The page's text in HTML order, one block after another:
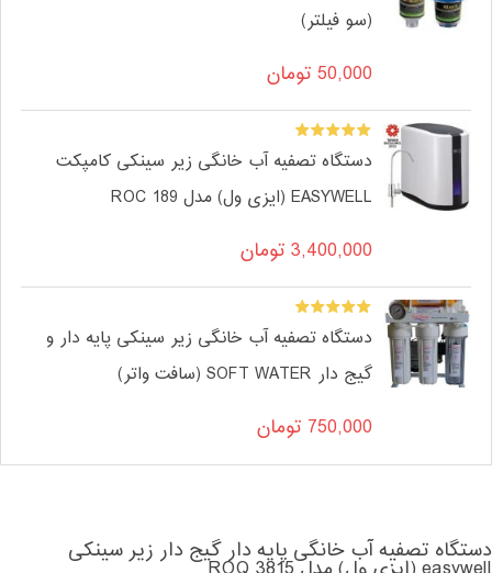
(سو فیلتر)
50,000 تومان
دستگاه تصفیه آب خانگی زیر سینکی کامپکت
EASYWELL (ایزی ول) مدل ROC 189
3,400,000 تومان
دستگاه تصفیه آب خانگی زیر سینکی پایه دار و
گیج دار SOFT WATER (سافت واتر)
750,000 تومان
دستگاه تصفیه آب خانگی پایه دار گیج دار زیر سینکی